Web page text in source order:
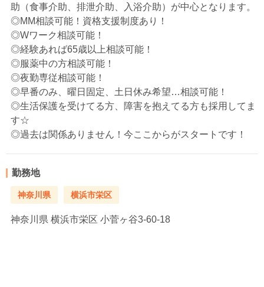
助（食事介助、排泄介助、入浴介助）が中心となります。
◎MM相談可能！資格支援制度あり！
◎Wワーク相談可能！
◎経験あれば65歳以上相談可能！
◎服薬中の方相談可能！
◎夜勤専従相談可能！
◎早番のみ、曜日固定、土日休み希望…相談可能！
◎生活保護を受けてる方、障害を抱えてる方も採用してま
す☆
◎過去は関係ありません！今ここからがスタートです！
勤務地
神奈川県 横浜市栄区
神奈川県 横浜市栄区 小菅ヶ谷3-60-18